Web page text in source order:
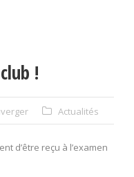
!
Actualités
d’être reçu à l’examen